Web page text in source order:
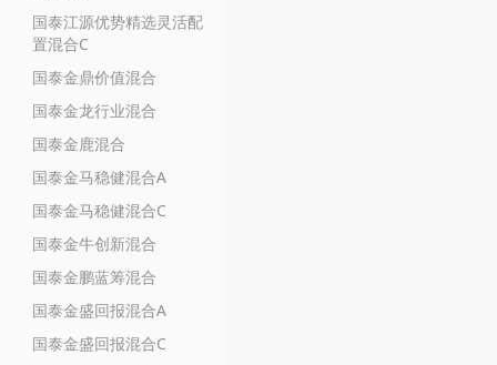
国泰江源优势精选灵活配
置混合C
国泰金鼎价值混合
国泰金龙行业混合
国泰金鹿混合
国泰金马稳健混合A
国泰金马稳健混合C
国泰金牛创新混合
国泰金鹏蓝筹混合
国泰金盛回报混合A
国泰金盛回报混合C